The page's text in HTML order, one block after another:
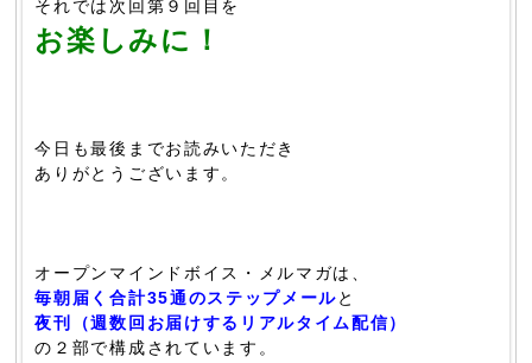
それでは次回第９回目を
お楽しみに！
今日も最後までお読みいただき
ありがとうございます。
オープンマインドボイス・メルマガは、
毎朝届く合計35通のステップメールと
夜刊（週数回お届けするリアルタイム配信）
の２部で構成されています。